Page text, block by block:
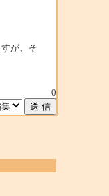
が、そ
0